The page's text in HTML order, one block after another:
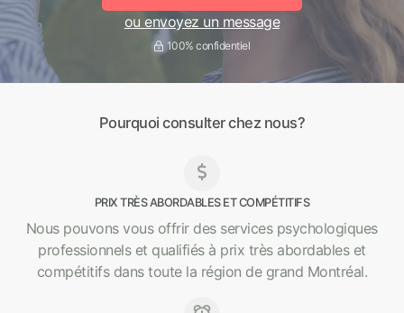
ou envoyez un message
100% confidentiel
Pourquoi consulter chez nous?
PRIX TRÈS ABORDABLES ET COMPÉTITIFS
Nous pouvons vous offrir des services psychologiques
professionnels et qualifiés à prix très abordables et
compétitifs dans toute la région de grand Montréal.